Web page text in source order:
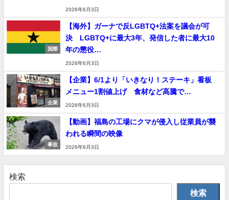
2026年6月3日
国際
【海外】ガーナで反LGBTQ+法案を議会が可
決 LGBTQ+に最大3年、発信した者に最大10
年の懲役…
2026年6月3日
企業
【企業】6/1より「いきなり！ステーキ」看板
メニュー1割値上げ 食材など高騰で…
2026年6月3日
事故
【動画】福島の工場にクマが侵入し従業員が襲
われる瞬間の映像
2026年6月3日
検索
検索